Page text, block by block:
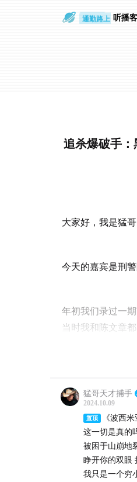
通勤路上 听播
追杀爆破手：
大家好，我是猛哥
今天的嘉宾是刑
年初我们录过一
当时我和陈文章
现在，他们的工
换成了路虎，因
上两三万，租辆
猛哥天才捕手
2024.10.09
置顶
《波西
这一切是真的
被困于山崩地
睁开你的双眼
我只是一个穷